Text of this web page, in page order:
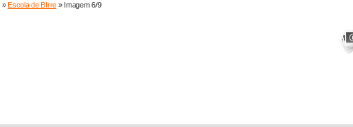
»Escola de BIrre » Imagem 6/9